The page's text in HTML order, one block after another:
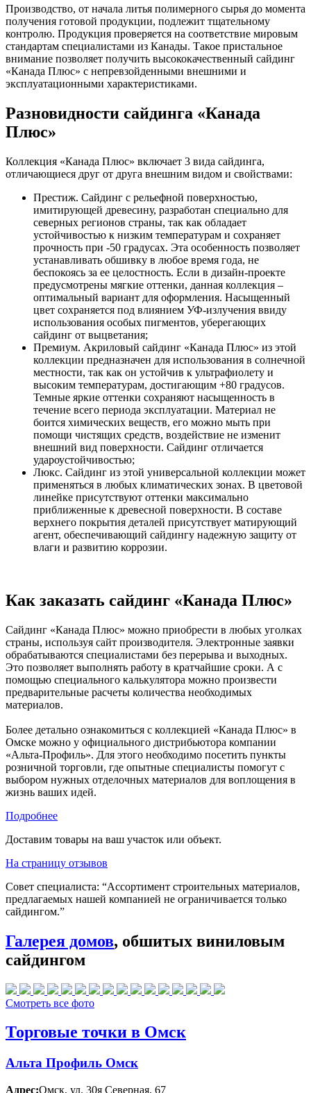
Производство, от начала литья полимерного сырья до момента
получения готовой продукции, подлежит тщательному
контролю. Продукция проверяется на соответствие мировым
стандартам специалистами из Канады. Такое пристальное
внимание позволяет получить высококачественный сайдинг
«Канада Плюс» с непревзойденными внешними и
эксплуатационными характеристиками.
Разновидности сайдинга «Канада
Плюс»
Коллекция «Канада Плюс» включает 3 вида сайдинга,
отличающиеся друг от друга внешним видом и свойствами:
Престиж. Сайдинг с рельефной поверхностью,
имитирующей древесину, разработан специально для
северных регионов страны, так как обладает
устойчивостью к низким температурам и сохраняет
прочность при -50 градусах. Эта особенность позволяет
устанавливать обшивку в любое время года, не
беспокоясь за ее целостность. Если в дизайн-проекте
предусмотрены мягкие оттенки, данная коллекция –
оптимальный вариант для оформления. Насыщенный
цвет сохраняется под влиянием УФ-излучения ввиду
использования особых пигментов, уберегающих
сайдинг от выцветания;
Премиум. Акриловый сайдинг «Канада Плюс» из этой
коллекции предназначен для использования в солнечной
местности, так как он устойчив к ультрафиолету и
высоким температурам, достигающим +80 градусов.
Темные яркие оттенки сохраняют насыщенность в
течение всего периода эксплуатации. Материал не
боится химических веществ, его можно мыть при
помощи чистящих средств, воздействие не изменит
внешний вид поверхности. Сайдинг отличается
удароустойчивостью;
Люкс. Сайдинг из этой универсальной коллекции может
применяться в любых климатических зонах. В цветовой
линейке присутствуют оттенки максимально
приближенные к древесной поверхности. В составе
верхнего покрытия деталей присутствует матирующий
агент, обеспечивающий сайдингу надежную защиту от
влаги и развитию коррозии.
Как заказать сайдинг «Канада Плюс»
Сайдинг «Канада Плюс» можно приобрести в любых уголках
страны, используя сайт производителя. Электронные заявки
обрабатываются специалистами без перерыва и выходных.
Это позволяет выполнять работу в кратчайшие сроки. А с
помощью специального калькулятора можно произвести
предварительные расчеты количества необходимых
материалов.
Более детально ознакомиться с коллекцией «Канада Плюс» в
Омске можно у официального дистрибьютора компании
«Альта-Профиль». Для этого необходимо посетить пункты
розничной торговли, где опытные специалисты помогут с
выбором нужных отделочных материалов для воплощения в
жизнь ваших идей.
Подробнее
Доставим товары на ваш участок или объект.
На страницу отзывов
Совет специалиста: “Ассортимент строительных материалов,
предлагаемых нашей компанией не ограничивается только
сайдингом.”
Галерея домов, обшитых виниловым
сайдингом
Смотреть все фото
Торговые точки в Омск
Альта Профиль Омск
Адрес:Омск, ул. 30я Северная, 67